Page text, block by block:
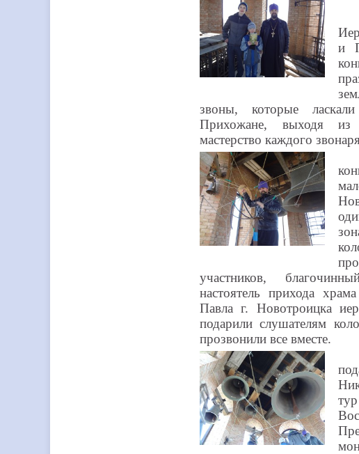
и
звоны, которые
Прихожане, выходя из
мастерство каждого
участников,
настоятель прихода
Павла г. Новотроицка
подарили слушателям
прозвонили все вместе.